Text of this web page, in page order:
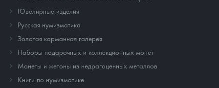
Ювелирные изделия
Русская нумизматика
Золотая карманная галерея
Наборы подарочных и коллекционных монет
Монеты и жетоны из недрагоценных металлов
Книги по нумизматике